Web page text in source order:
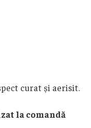
curat și aerisit.
la comandă